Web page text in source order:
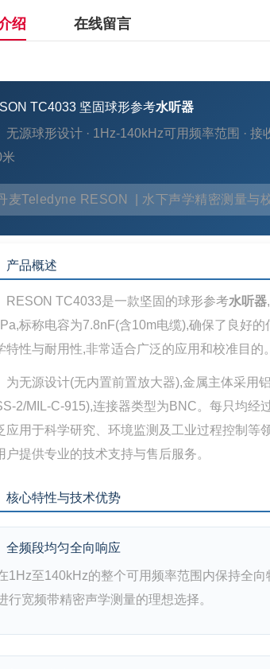
绍 在线留言
TC4033 坚固球形参考水听器
无源球形设计 · 1Hz-140kHz可用频率范围 ·
麦Teledyne RESON | 水下声学精密测量与
产品概述
RESON TC4033是一款坚固的球形参考水听器
标称电容为7.8nF(含10m电缆),确保了良好
特性与耐用性,非常适合广泛的应用和校准目的。
为无源设计(无内置前置放大器),金属主体采用
2/MIL-C-915),连接器类型为BNC。每只均经
应用于科学研究、环境监测及工业过程控制等
户提供专业的技术支持与售后服务。
核心特性与技术优势
全频段均匀全向响应
1Hz至140kHz的整个可用频率范围内保持全
行宽频带精密声学测量的理想选择。